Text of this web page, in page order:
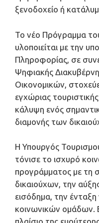
ξενοδοχείο ή
Το νέο Πρόγραμμα
υλοποιείται με την
Πληροφορίας, σε
Ψηφιακής
Οικονομικών,
εγχώριας
κάλυψη ενός
διαμονής των
Η Υπουργός
τόνισε το ισχυρό
προγράμματος με τη
δικαιούχων, την
εισόδημα, την
κοινωνικών ομάδων.